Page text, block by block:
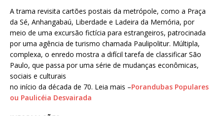
A trama revisita cartões postais da metrópole, como a Praça
da Sé, Anhangabaú, Liberdade e Ladeira da Memória, por
meio de uma excursão fictícia para estrangeiros, patrocinada
por uma agência de turismo chamada Paulipolitur. Múltipla,
complexa, o enredo mostra a difícil tarefa de classificar São
Paulo, que passa por uma série de mudanças econômicas,
sociais e culturais
no início da década de 70. Leia mais –Porandubas Populares
ou Paulicéia Desvairada